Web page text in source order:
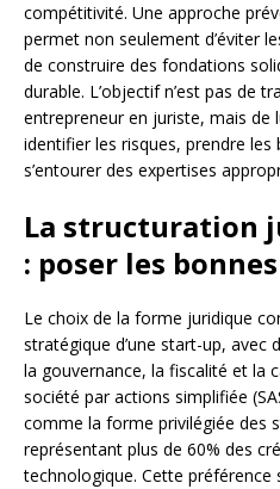
compétitivité. Une approche
permet non seulement d’éviter
de construire des fondations
durable. L’objectif n’est pas de
entrepreneur en juriste, mais de
identifier les risques, prendre les
s’entourer des expertises
La structuration
: poser les
Le choix de la forme juridique
stratégique d’une start-up, avec
la gouvernance, la fiscalité et la
société par actions simplifiée
comme la forme privilégiée des
représentant plus de 60% des
technologique. Cette préférence